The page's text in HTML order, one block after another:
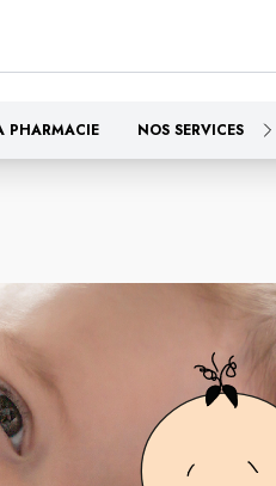
PHARMACIE NOS SERVICES